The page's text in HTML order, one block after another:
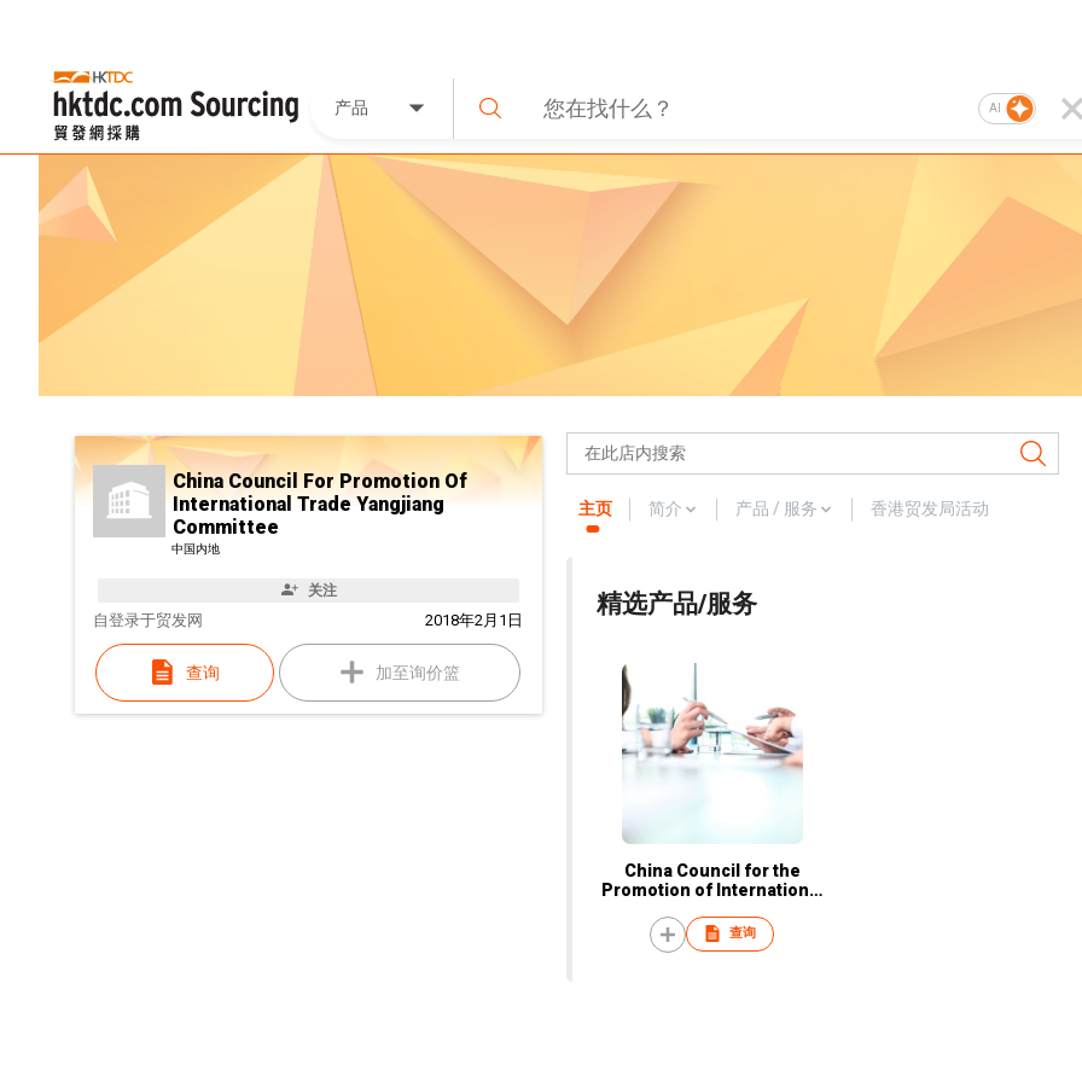
产品 AI
China Council For Promotion Of
International Trade Yangjiang
Committee
中国内地
关注
自 2018年2月1日
登录于贸发网
查询 加至询价篮
主页 简介 产品 / 服务 香港贸发局活动
精选产品/服务
China Council for the
Promotion of International
Committee
查询